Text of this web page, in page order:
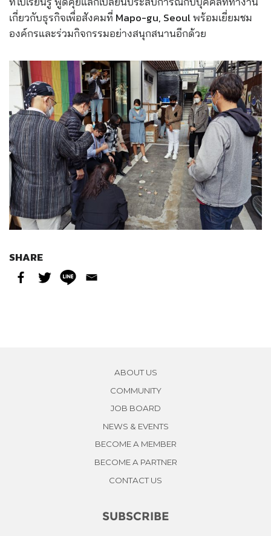
เกี่ยวกับธุรกิจเพื่อสังคมที่ Mapo-gu, Seoul พร้อมเยี่ยมชม
องค์กรและร่วมกิจกรรมอย่างสนุกสนานอีกด้วย
SHARE
ABOUT US
COMMUNITY
JOB BOARD
NEWS & EVENTS
BECOME A MEMBER
BECOME A PARTNER
CONTACT US
SUBSCRIBE